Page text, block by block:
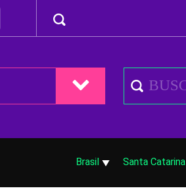
Brasil Santa Catarina